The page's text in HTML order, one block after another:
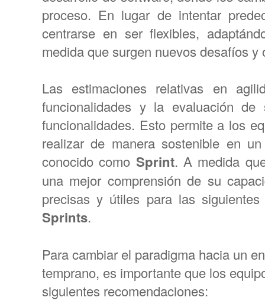
proceso. En lugar de intentar
centrarse en ser flexibles,
medida que surgen nuevos desafíos y
Las estimaciones relativas en
funcionalidades y la evaluación
funcionalidades. Esto permite a los
realizar de manera sostenible en
conocido como Sprint. A medida
una mejor comprensión de su
precisas y útiles para las
Sprints.
Para cambiar el paradigma hacia un
temprano, es importante que los
siguientes recomendaciones: